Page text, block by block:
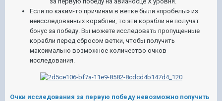
Если по каким-то причинам в ветке были «пробелы» из
неисследованных кораблей, то эти корабли не получат
бонус за победу. Вы можете исследовать пропущенные
корабли перед сбросом ветки, чтобы получить
максимально возможное количество очков
исследования.
Очки исследования за первую победу невозможно получить